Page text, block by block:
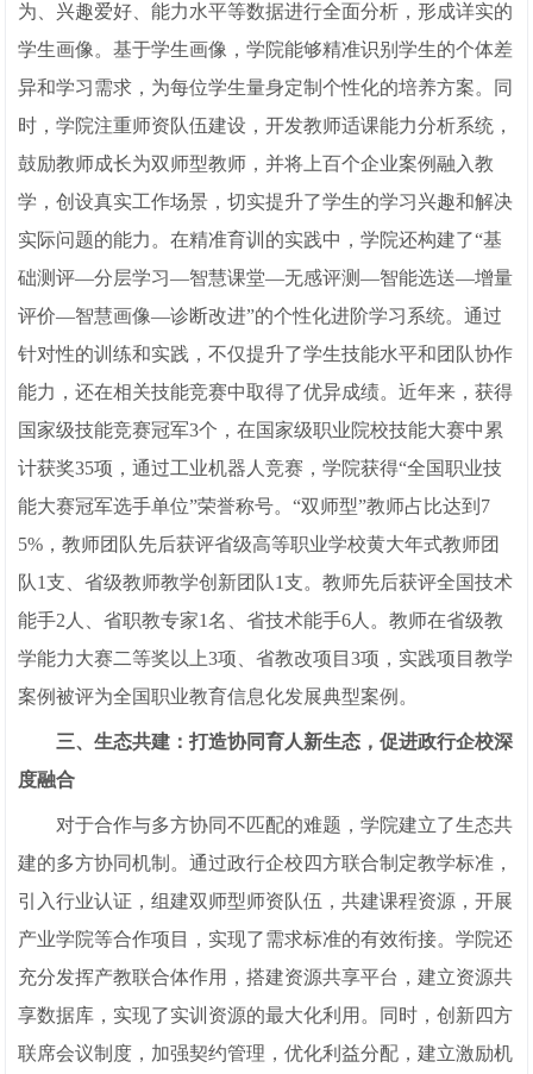
为、兴趣爱好、能力水平等数据进行全面分析，形成详实的
学生画像。基于学生画像，学院能够精准识别学生的个体差
异和学习需求，为每位学生量身定制个性化的培养方案。同
时，学院注重师资队伍建设，开发教师适课能力分析系统，
鼓励教师成长为双师型教师，并将上百个企业案例融入教
学，创设真实工作场景，切实提升了学生的学习兴趣和解决
实际问题的能力。在精准育训的实践中，学院还构建了“基
础测评—分层学习—智慧课堂—无感评测—智能选送—增量
评价—智慧画像—诊断改进”的个性化进阶学习系统。通过
针对性的训练和实践，不仅提升了学生技能水平和团队协作
能力，还在相关技能竞赛中取得了优异成绩。近年来，获得
国家级技能竞赛冠军3个，在国家级职业院校技能大赛中累
计获奖35项，通过工业机器人竞赛，学院获得“全国职业技
能大赛冠军选手单位”荣誉称号。“双师型”教师占比达到7
5%，教师团队先后获评省级高等职业学校黄大年式教师团
队1支、省级教师教学创新团队1支。教师先后获评全国技术
能手2人、省职教专家1名、省技术能手6人。教师在省级教
学能力大赛二等奖以上3项、省教改项目3项，实践项目教学
案例被评为全国职业教育信息化发展典型案例。
三、生态共建：打造协同育人新生态，促进政行企校深
度融合
对于合作与多方协同不匹配的难题，学院建立了生态共
建的多方协同机制。通过政行企校四方联合制定教学标准，
引入行业认证，组建双师型师资队伍，共建课程资源，开展
产业学院等合作项目，实现了需求标准的有效衔接。学院还
充分发挥产教联合体作用，搭建资源共享平台，建立资源共
享数据库，实现了实训资源的最大化利用。同时，创新四方
联席会议制度，加强契约管理，优化利益分配，建立激励机